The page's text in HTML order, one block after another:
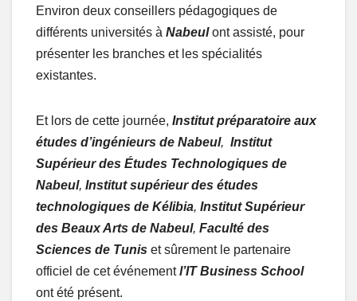
Environ deux conseillers pédagogiques de
différents universités à Nabeulont assisté, pour
présenter les branches et les spécialités
existantes.
Et lors de cette journée, Institut préparatoire aux
études d’ingénieurs de Nabeul, Institut
Supérieur des Études Technologiques de
Nabeul, Institut supérieur des études
technologiques de Kélibia, Institut Supérieur
des Beaux Arts de Nabeul, Faculté des
Sciences de Tunis et sûrement le partenaire
officiel de cet événement l’IT Business School
ont été présent.